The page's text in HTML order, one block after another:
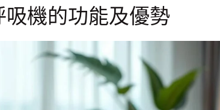
機的功能及優勢